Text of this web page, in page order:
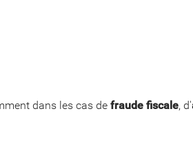
dans les cas de fraude fiscale, d'